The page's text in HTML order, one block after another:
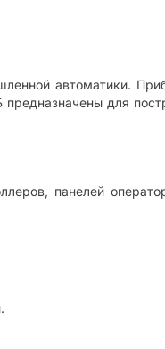
автоматики.
для
панелей